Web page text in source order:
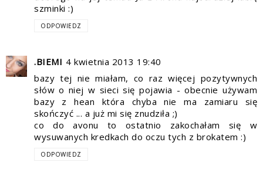
szminki :)
ODPOWIEDZ
.BIEMI 4 kwietnia 2013 19:40
bazy tej nie miałam, co raz więcej pozytywnych
słów o niej w sieci się pojawia - obecnie używam
bazy z hean która chyba nie ma zamiaru się
skończyć ... a już mi się znudziła ;)
co do avonu to ostatnio zakochałam się w
wysuwanych kredkach do oczu tych z brokatem :)
ODPOWIEDZ